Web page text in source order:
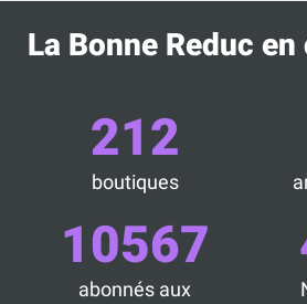
La Bonne Reduc
212
boutiques
10567
abonnés aux